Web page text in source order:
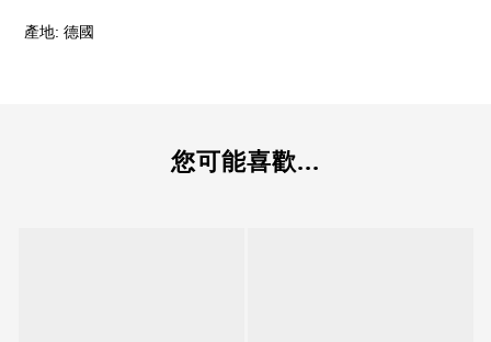
產地: 德國
您可能喜歡...